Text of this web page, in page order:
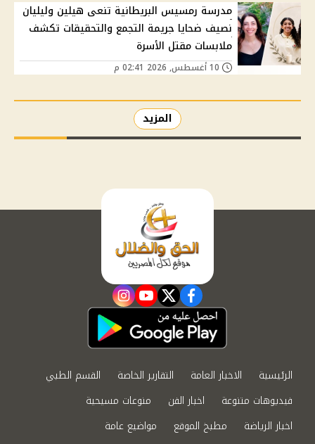
مدرسة رمسيس البريطانية تنعى هيلين وليليان
نصيف ضحايا جريمة التجمع والتحقيقات تكشف
ملابسات مقتل الأسرة
المزيد
facebook
twitter
youtube
instagram
الرئيسية الاخبار العامة التقارير الخاصة
القسم الطبي
فيديوهات متنوعة
اخبار الفن
منوعات مسيحية
اخبار الرياضة
مطبخ الموقع
مواضيع عامة